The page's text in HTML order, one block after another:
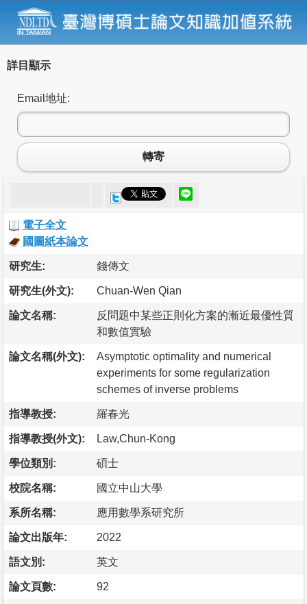
詳目顯示
Email地址:
轉寄
電子全文
國圖紙本論文
研究生: 錢傳文
研究生(外文): Chuan-Wen Qian
論文名稱:
反問題中某些正則化方案的漸近最優性質
和數值實驗
論文名稱(外文):
Asymptotic optimality and numerical
experiments for some regularization
schemes of inverse problems
指導教授: 羅春光
指導教授(外文): Law,Chun-Kong
學位類別: 碩士
校院名稱: 國立中山大學
系所名稱: 應用數學系研究所
論文出版年: 2022
語文別: 英文
論文頁數: 92